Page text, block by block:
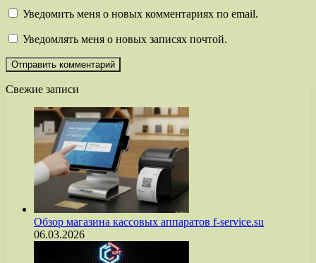
Уведомить меня о новых комментариях по email.
Уведомлять меня о новых записях почтой.
Свежие записи
Обзор магазина кассовых аппаратов f-service.su
06.03.2026